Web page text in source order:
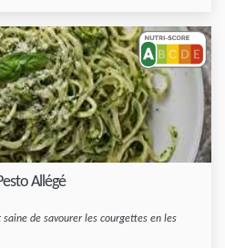
Allégé
de savourer les courgettes en les